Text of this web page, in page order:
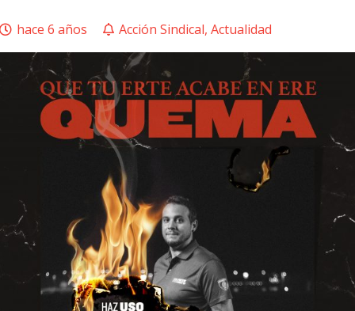
hace 6 años Acción Sindical, Actualidad